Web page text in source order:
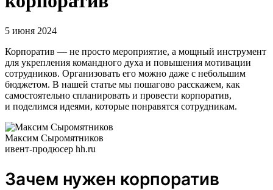
5 июня 2024
Корпоратив — не просто мероприятие, а мощный инструмент
для укрепления командного духа и повышения мотивации
сотрудников. Организовать его можно даже с небольшим
бюджетом. В нашей статье мы пошагово расскажем, как
самостоятельно спланировать и провести корпоратив,
и поделимся идеями, которые понравятся сотрудникам.
Максим Сыромятников
ивент-продюсер hh.ru
Зачем нужен корпоратив